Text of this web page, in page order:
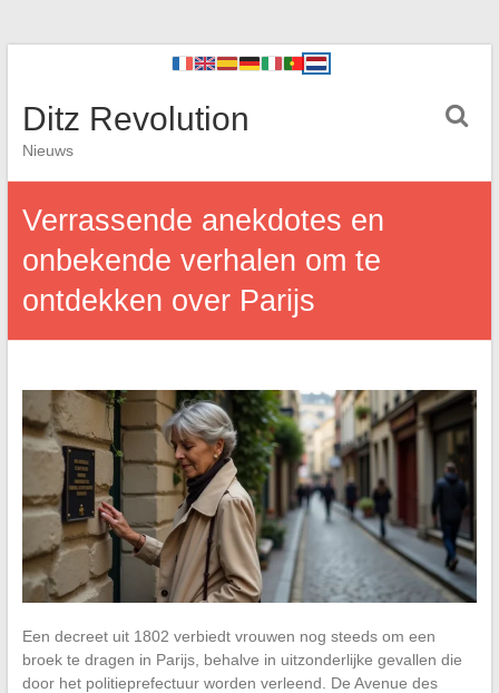
Ditz Revolution
Nieuws
Verrassende anekdotes en
onbekende verhalen om te
ontdekken over Parijs
Een decreet uit 1802 verbiedt vrouwen nog steeds om een
broek te dragen in Parijs, behalve in uitzonderlijke gevallen die
door het politieprefectuur worden verleend. De Avenue des